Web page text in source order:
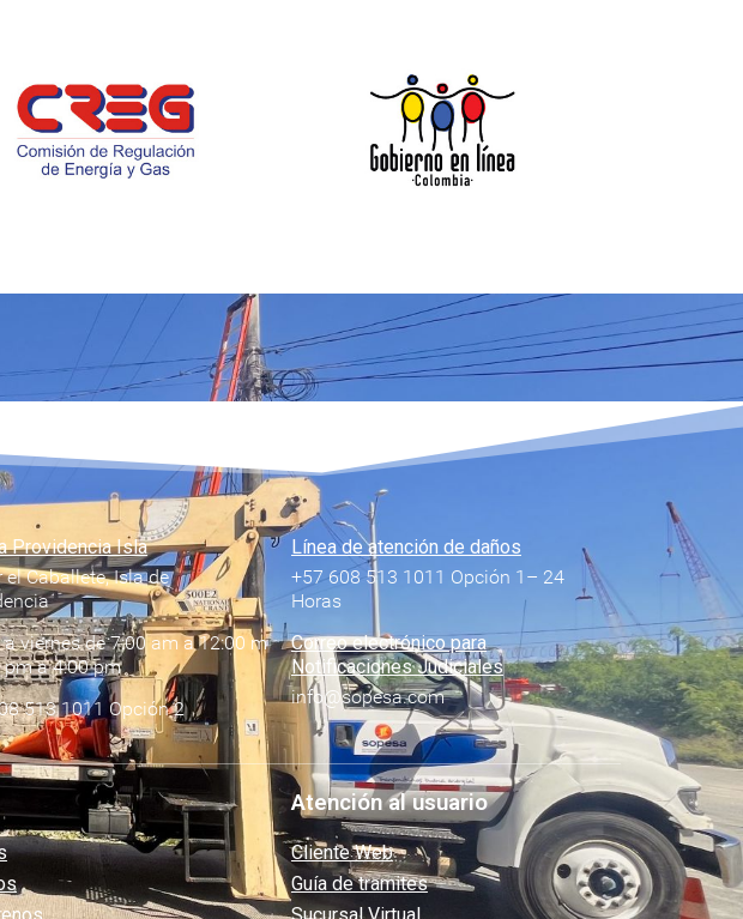
Providencia Isla
el Caballete, Isla de
a viernes de 7:00 am a 12:00 m
pm a 4:00 pm
513 1011 Opción 2
Línea de atención de daños
+57 608 513 1011 Opción 1– 24
Horas
Correo electrónico para
Notificaciones Judiciales
info@sopesa.com
Atención al usuario
Cliente Web
Guía de tramites
Sucursal Virtual